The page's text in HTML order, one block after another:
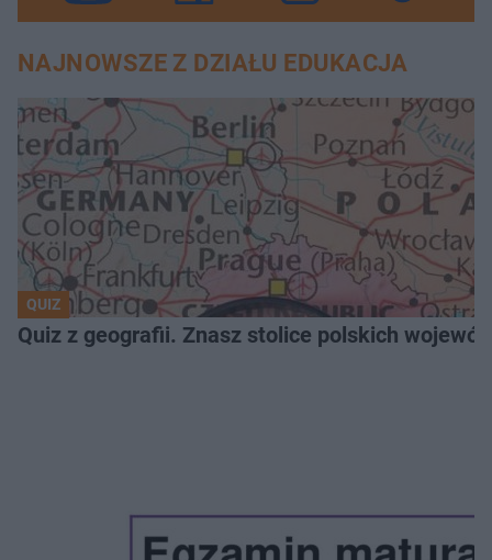
NAJNOWSZE Z DZIAŁU EDUKACJA
QUIZ
Quiz z geografii. Znasz stolice polskich